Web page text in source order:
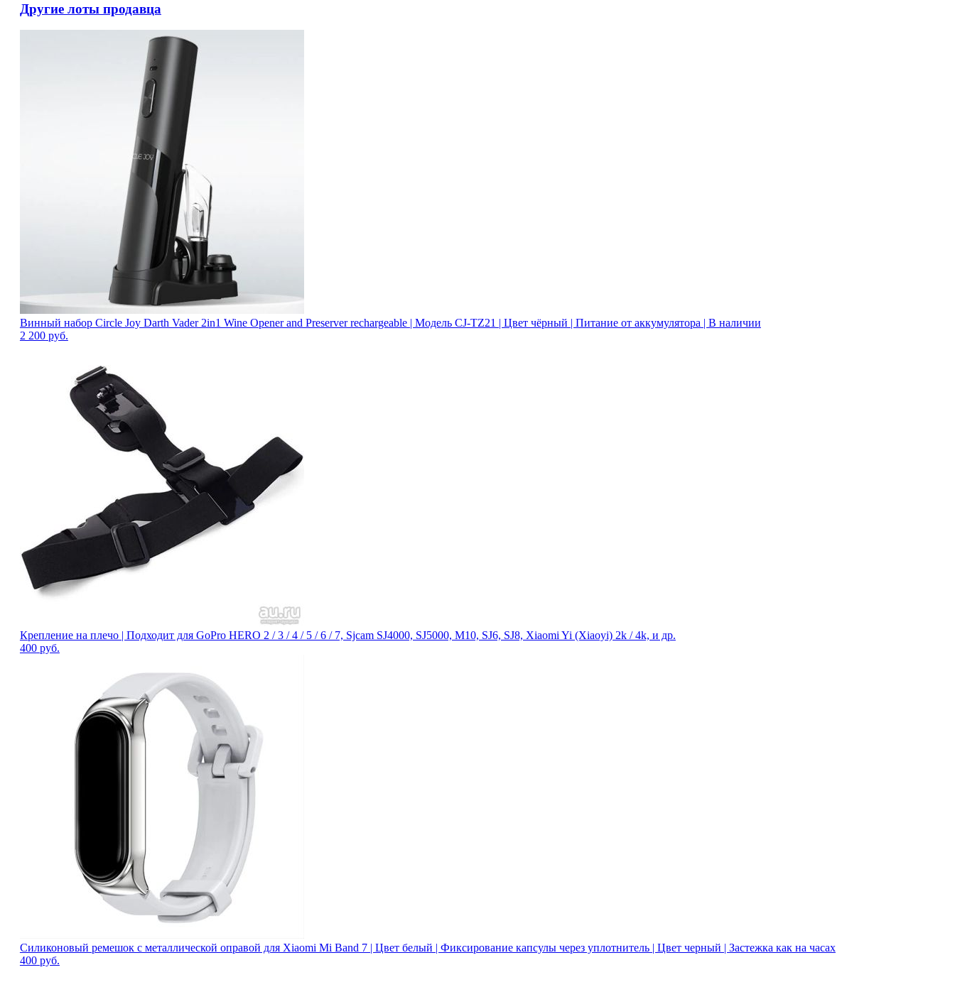
Другие лоты продавца
Винный набор Circle Joy Darth Vader 2in1 Wine Opener and Preserver rechargeable | Модель CJ-TZ21 | Цвет чёрный | Питание от аккумулятора | В наличии
2 200 руб.
Крепление на плечо | Подходит для GoPro HERO 2 / 3 / 4 / 5 / 6 / 7, Sjcam SJ4000, SJ5000, M10, SJ6, SJ8, Xiaomi Yi (Xiaoyi) 2k / 4k, и др.
400 руб.
Силиконовый ремешок с металлической оправой для Xiaomi Mi Band 7 | Цвет белый | Фиксирование капсулы через уплотнитель | Цвет черный | Застежка как на часах
400 руб.